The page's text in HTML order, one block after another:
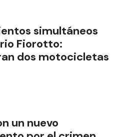
simultáneos
Fiorotto:
dos motocicletas
un nuevo